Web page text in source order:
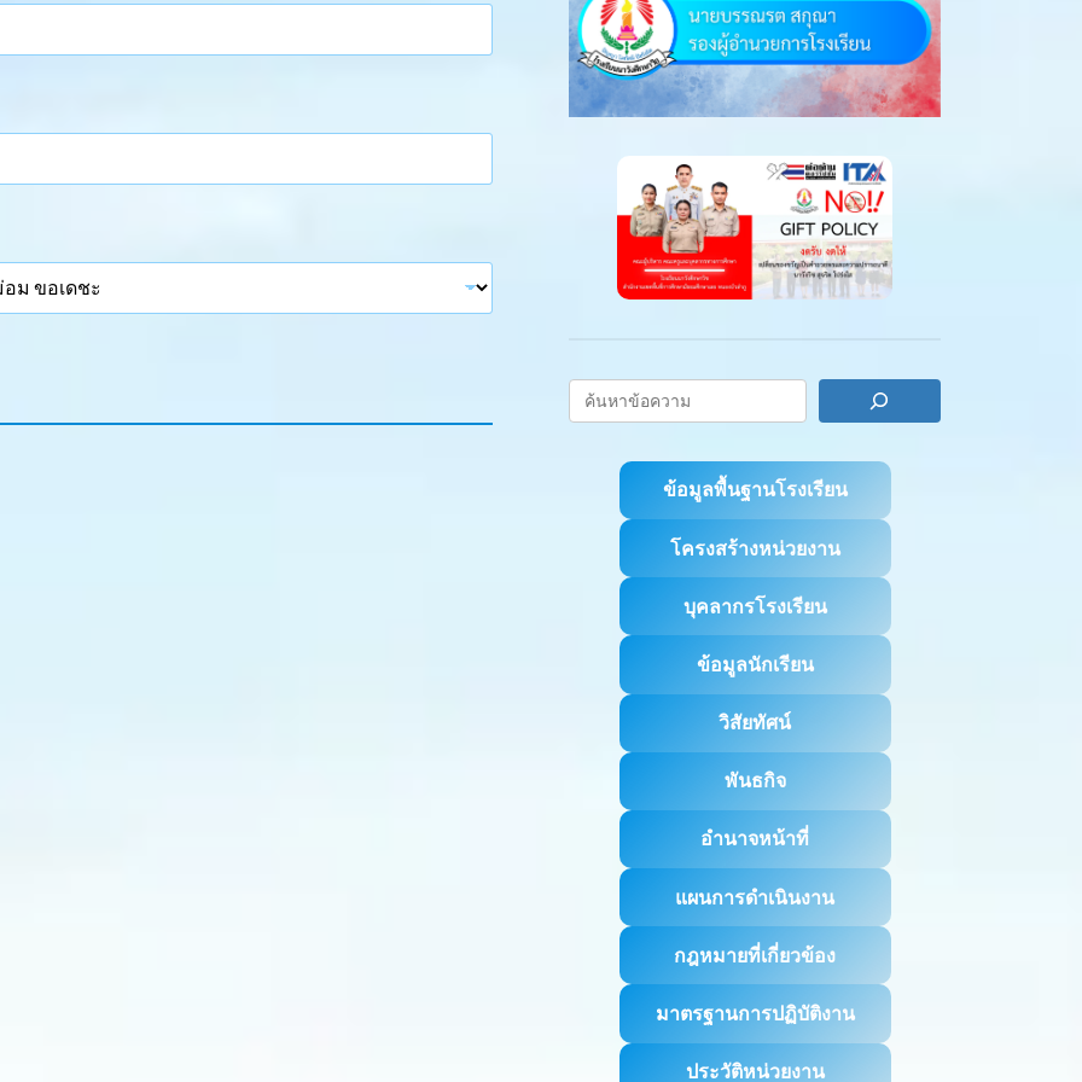
ข้อมูลพื้นฐานโรงเรียน
โครงสร้างหน่วยงาน
บุคลากรโรงเรียน
ข้อมูลนักเรียน
วิสัยทัศน์
พันธกิจ
อำนาจหน้าที่
แผนการดำเนินงาน
กฎหมายที่เกี่ยวข้อง
มาตรฐานการปฏิบัติงาน
ประวัติหน่วยงาน